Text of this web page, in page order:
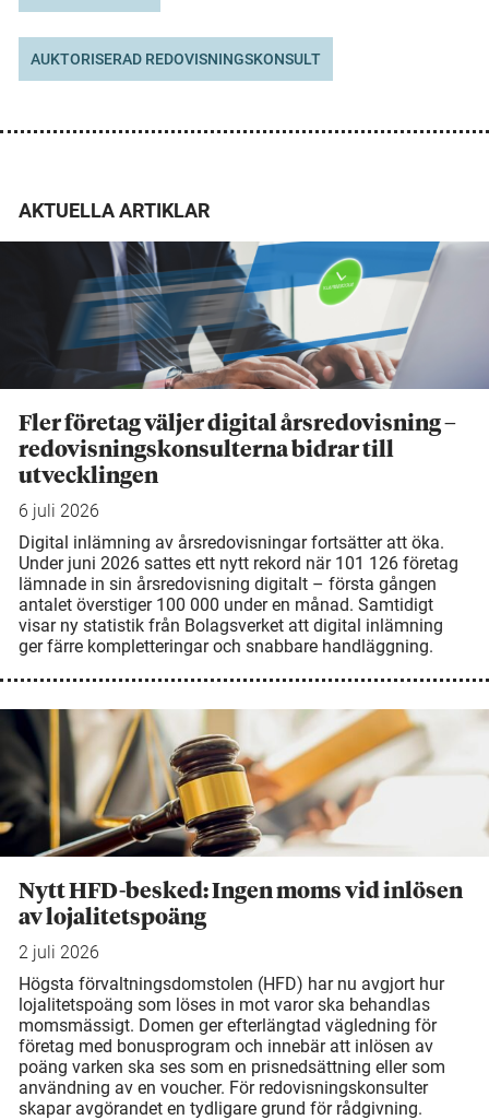
AUKTORISERAD REDOVISNINGSKONSULT
AKTUELLA ARTIKLAR
Fler företag väljer digital årsredovisning –
redovisningskonsulterna bidrar till
utvecklingen
6 juli 2026
Digital inlämning av årsredovisningar fortsätter att öka.
Under juni 2026 sattes ett nytt rekord när 101 126 företag
lämnade in sin årsredovisning digitalt – första gången
antalet överstiger 100 000 under en månad. Samtidigt
visar ny statistik från Bolagsverket att digital inlämning
ger färre kompletteringar och snabbare handläggning.
Nytt HFD-besked: Ingen moms vid inlösen
av lojalitetspoäng
2 juli 2026
Högsta förvaltningsdomstolen (HFD) har nu avgjort hur
lojalitetspoäng som löses in mot varor ska behandlas
momsmässigt. Domen ger efterlängtad vägledning för
företag med bonusprogram och innebär att inlösen av
poäng varken ska ses som en prisnedsättning eller som
användning av en voucher. För redovisningskonsulter
skapar avgörandet en tydligare grund för rådgivning.